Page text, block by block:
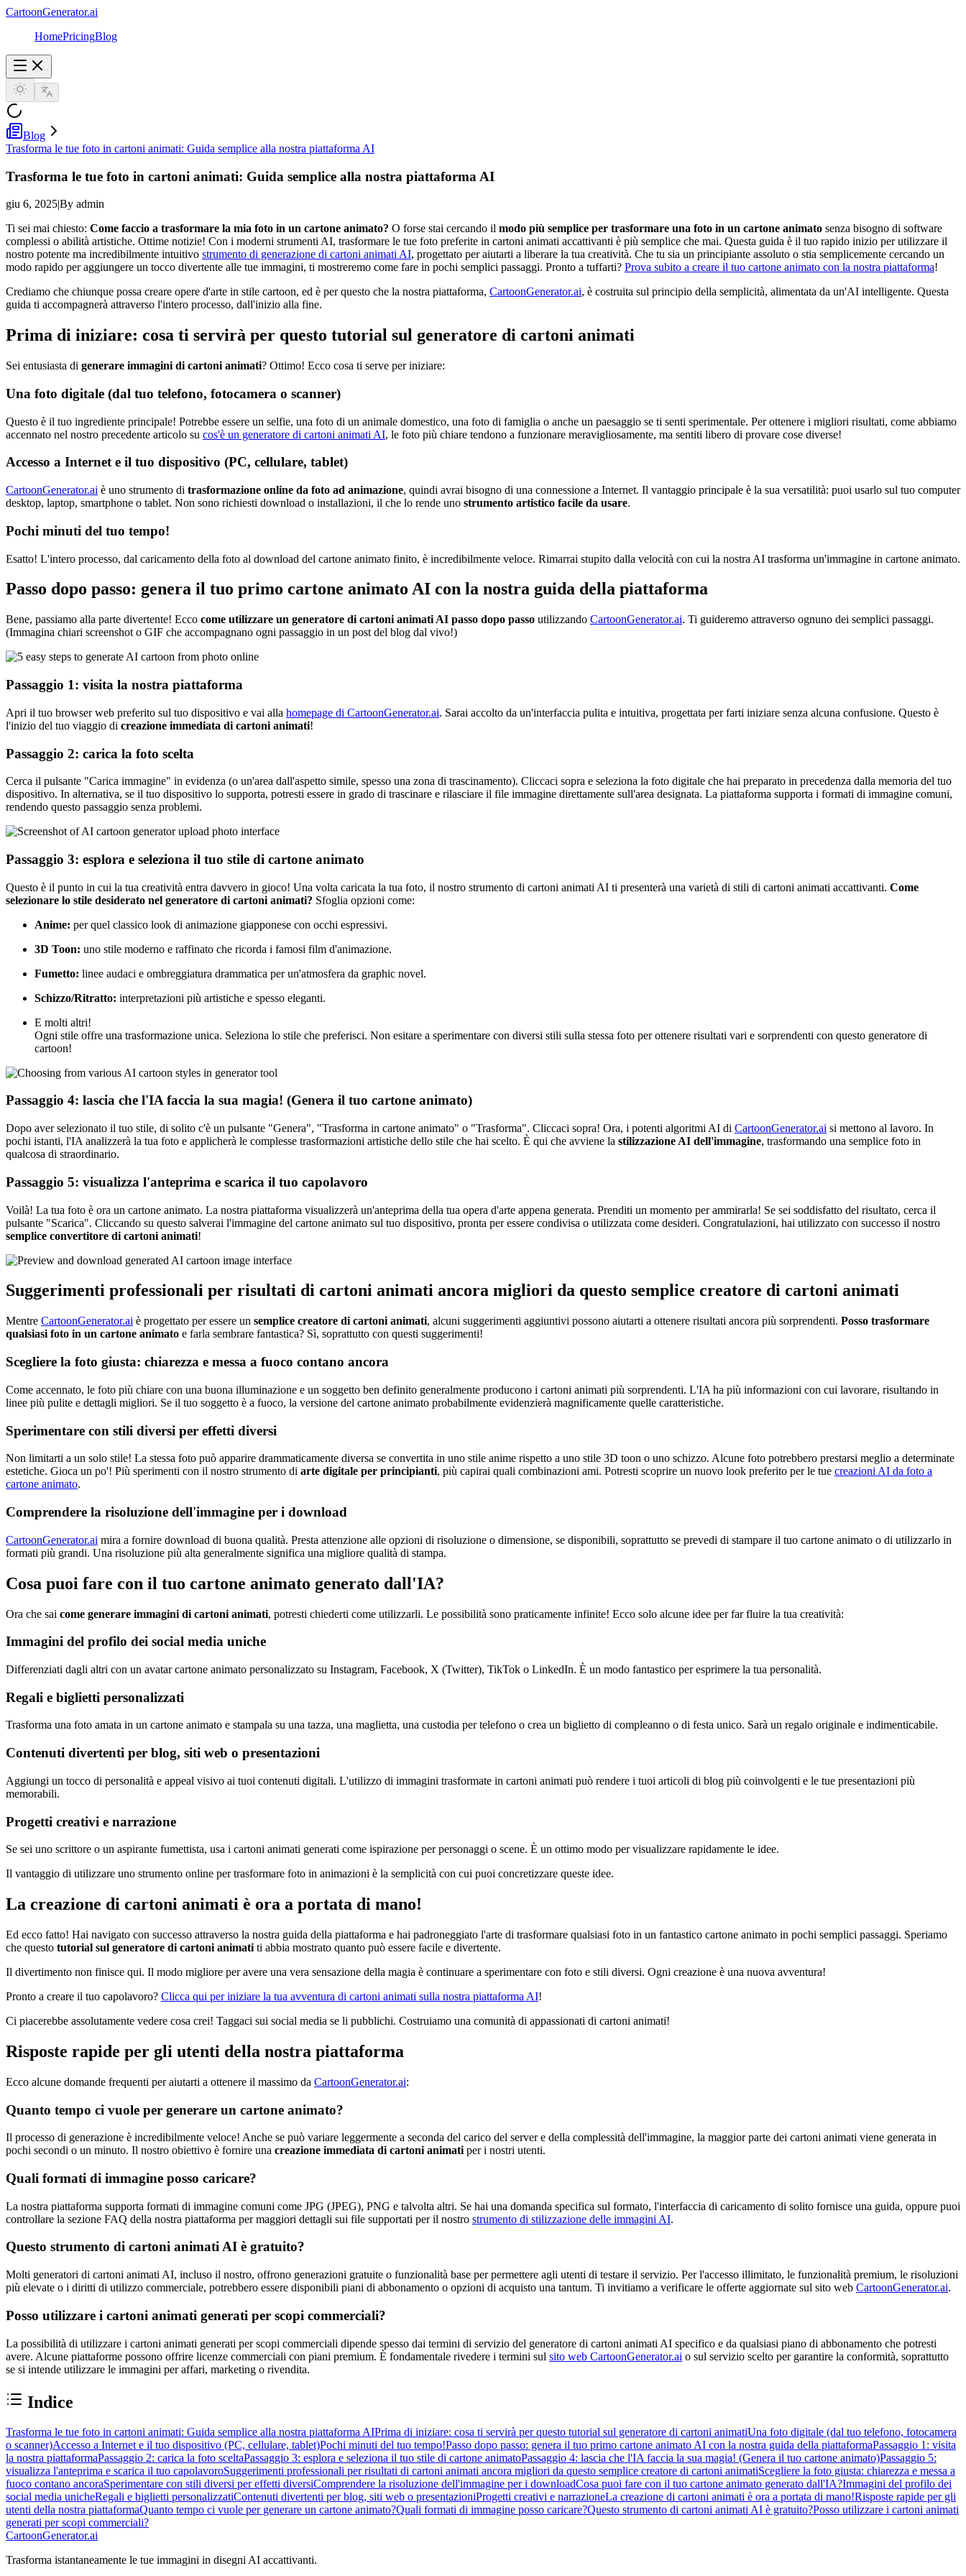
CartoonGenerator.ai
HomePricingBlog
Blog
Trasforma le tue foto in cartoni animati: Guida semplice alla nostra piattaforma AI
Trasforma le tue foto in cartoni animati: Guida semplice alla nostra piattaforma AI
giu 6, 2025|By admin
Ti sei mai chiesto: Come faccio a trasformare la mia foto in un cartone animato? O forse stai cercando il modo più semplice per trasformare una foto in un cartone animato senza bisogno di software
complessi o abilità artistiche. Ottime notizie! Con i moderni strumenti AI, trasformare le tue foto preferite in cartoni animati accattivanti è più semplice che mai. Questa guida è il tuo rapido inizio per utilizzare il
nostro potente ma incredibilmente intuitivo strumento di generazione di cartoni animati AI, progettato per aiutarti a liberare la tua creatività. Che tu sia un principiante assoluto o stia semplicemente cercando un
modo rapido per aggiungere un tocco divertente alle tue immagini, ti mostreremo come fare in pochi semplici passaggi. Pronto a tuffarti? Prova subito a creare il tuo cartone animato con la nostra piattaforma!
Crediamo che chiunque possa creare opere d'arte in stile cartoon, ed è per questo che la nostra piattaforma, CartoonGenerator.ai, è costruita sul principio della semplicità, alimentata da un'AI intelligente. Questa
guida ti accompagnerà attraverso l'intero processo, dall'inizio alla fine.
Prima di iniziare: cosa ti servirà per questo tutorial sul generatore di cartoni animati
Sei entusiasta di generare immagini di cartoni animati? Ottimo! Ecco cosa ti serve per iniziare:
Una foto digitale (dal tuo telefono, fotocamera o scanner)
Questo è il tuo ingrediente principale! Potrebbe essere un selfie, una foto di un animale domestico, una foto di famiglia o anche un paesaggio se ti senti sperimentale. Per ottenere i migliori risultati, come abbiamo
accennato nel nostro precedente articolo su cos'è un generatore di cartoni animati AI, le foto più chiare tendono a funzionare meravigliosamente, ma sentiti libero di provare cose diverse!
Accesso a Internet e il tuo dispositivo (PC, cellulare, tablet)
CartoonGenerator.ai è uno strumento di trasformazione online da foto ad animazione, quindi avrai bisogno di una connessione a Internet. Il vantaggio principale è la sua versatilità: puoi usarlo sul tuo computer
desktop, laptop, smartphone o tablet. Non sono richiesti download o installazioni, il che lo rende uno strumento artistico facile da usare.
Pochi minuti del tuo tempo!
Esatto! L'intero processo, dal caricamento della foto al download del cartone animato finito, è incredibilmente veloce. Rimarrai stupito dalla velocità con cui la nostra AI trasforma un'immagine in cartone animato.
Passo dopo passo: genera il tuo primo cartone animato AI con la nostra guida della piattaforma
Bene, passiamo alla parte divertente! Ecco come utilizzare un generatore di cartoni animati AI passo dopo passo utilizzando CartoonGenerator.ai. Ti guideremo attraverso ognuno dei semplici passaggi.
(Immagina chiari screenshot o GIF che accompagnano ogni passaggio in un post del blog dal vivo!)
Passaggio 1: visita la nostra piattaforma
Apri il tuo browser web preferito sul tuo dispositivo e vai alla homepage di CartoonGenerator.ai. Sarai accolto da un'interfaccia pulita e intuitiva, progettata per farti iniziare senza alcuna confusione. Questo è
l'inizio del tuo viaggio di creazione immediata di cartoni animati!
Passaggio 2: carica la foto scelta
Cerca il pulsante "Carica immagine" in evidenza (o un'area dall'aspetto simile, spesso una zona di trascinamento). Cliccaci sopra e seleziona la foto digitale che hai preparato in precedenza dalla memoria del tuo
dispositivo. In alternativa, se il tuo dispositivo lo supporta, potresti essere in grado di trascinare e rilasciare il file immagine direttamente sull'area designata. La piattaforma supporta i formati di immagine comuni,
rendendo questo passaggio senza problemi.
Passaggio 3: esplora e seleziona il tuo stile di cartone animato
Questo è il punto in cui la tua creatività entra davvero in gioco! Una volta caricata la tua foto, il nostro strumento di cartoni animati AI ti presenterà una varietà di stili di cartoni animati accattivanti. Come
selezionare lo stile desiderato nel generatore di cartoni animati? Sfoglia opzioni come:
Anime: per quel classico look di animazione giapponese con occhi espressivi.
3D Toon: uno stile moderno e raffinato che ricorda i famosi film d'animazione.
Fumetto: linee audaci e ombreggiatura drammatica per un'atmosfera da graphic novel.
Schizzo/Ritratto: interpretazioni più artistiche e spesso eleganti.
E molti altri!
Ogni stile offre una trasformazione unica. Seleziona lo stile che preferisci. Non esitare a sperimentare con diversi stili sulla stessa foto per ottenere risultati vari e sorprendenti con questo generatore di
cartoon!
Passaggio 4: lascia che l'IA faccia la sua magia! (Genera il tuo cartone animato)
Dopo aver selezionato il tuo stile, di solito c'è un pulsante "Genera", "Trasforma in cartone animato" o "Trasforma". Cliccaci sopra! Ora, i potenti algoritmi AI di CartoonGenerator.ai si mettono al lavoro. In
pochi istanti, l'IA analizzerà la tua foto e applicherà le complesse trasformazioni artistiche dello stile che hai scelto. È qui che avviene la stilizzazione AI dell'immagine, trasformando una semplice foto in
qualcosa di straordinario.
Passaggio 5: visualizza l'anteprima e scarica il tuo capolavoro
Voilà! La tua foto è ora un cartone animato. La nostra piattaforma visualizzerà un'anteprima della tua opera d'arte appena generata. Prenditi un momento per ammirarla! Se sei soddisfatto del risultato, cerca il
pulsante "Scarica". Cliccando su questo salverai l'immagine del cartone animato sul tuo dispositivo, pronta per essere condivisa o utilizzata come desideri. Congratulazioni, hai utilizzato con successo il nostro
semplice convertitore di cartoni animati!
Suggerimenti professionali per risultati di cartoni animati ancora migliori da questo semplice creatore di cartoni animati
Mentre CartoonGenerator.ai è progettato per essere un semplice creatore di cartoni animati, alcuni suggerimenti aggiuntivi possono aiutarti a ottenere risultati ancora più sorprendenti. Posso trasformare
qualsiasi foto in un cartone animato e farla sembrare fantastica? Sì, soprattutto con questi suggerimenti!
Scegliere la foto giusta: chiarezza e messa a fuoco contano ancora
Come accennato, le foto più chiare con una buona illuminazione e un soggetto ben definito generalmente producono i cartoni animati più sorprendenti. L'IA ha più informazioni con cui lavorare, risultando in
linee più pulite e dettagli migliori. Se il tuo soggetto è a fuoco, la versione del cartone animato probabilmente evidenzierà magnificamente quelle caratteristiche.
Sperimentare con stili diversi per effetti diversi
Non limitarti a un solo stile! La stessa foto può apparire drammaticamente diversa se convertita in uno stile anime rispetto a uno stile 3D toon o uno schizzo. Alcune foto potrebbero prestarsi meglio a determinate
estetiche. Gioca un po'! Più sperimenti con il nostro strumento di arte digitale per principianti, più capirai quali combinazioni ami. Potresti scoprire un nuovo look preferito per le tue creazioni AI da foto a
cartone animato.
Comprendere la risoluzione dell'immagine per i download
CartoonGenerator.ai mira a fornire download di buona qualità. Presta attenzione alle opzioni di risoluzione o dimensione, se disponibili, soprattutto se prevedi di stampare il tuo cartone animato o di utilizzarlo in
formati più grandi. Una risoluzione più alta generalmente significa una migliore qualità di stampa.
Cosa puoi fare con il tuo cartone animato generato dall'IA?
Ora che sai come generare immagini di cartoni animati, potresti chiederti come utilizzarli. Le possibilità sono praticamente infinite! Ecco solo alcune idee per far fluire la tua creatività:
Immagini del profilo dei social media uniche
Differenziati dagli altri con un avatar cartone animato personalizzato su Instagram, Facebook, X (Twitter), TikTok o LinkedIn. È un modo fantastico per esprimere la tua personalità.
Regali e biglietti personalizzati
Trasforma una foto amata in un cartone animato e stampala su una tazza, una maglietta, una custodia per telefono o crea un biglietto di compleanno o di festa unico. Sarà un regalo originale e indimenticabile.
Contenuti divertenti per blog, siti web o presentazioni
Aggiungi un tocco di personalità e appeal visivo ai tuoi contenuti digitali. L'utilizzo di immagini trasformate in cartoni animati può rendere i tuoi articoli di blog più coinvolgenti e le tue presentazioni più
memorabili.
Progetti creativi e narrazione
Se sei uno scrittore o un aspirante fumettista, usa i cartoni animati generati come ispirazione per personaggi o scene. È un ottimo modo per visualizzare rapidamente le idee.
Il vantaggio di utilizzare uno strumento online per trasformare foto in animazioni è la semplicità con cui puoi concretizzare queste idee.
La creazione di cartoni animati è ora a portata di mano!
Ed ecco fatto! Hai navigato con successo attraverso la nostra guida della piattaforma e hai padroneggiato l'arte di trasformare qualsiasi foto in un fantastico cartone animato in pochi semplici passaggi. Speriamo
che questo tutorial sul generatore di cartoni animati ti abbia mostrato quanto può essere facile e divertente.
Il divertimento non finisce qui. Il modo migliore per avere una vera sensazione della magia è continuare a sperimentare con foto e stili diversi. Ogni creazione è una nuova avventura!
Pronto a creare il tuo capolavoro? Clicca qui per iniziare la tua avventura di cartoni animati sulla nostra piattaforma AI!
Ci piacerebbe assolutamente vedere cosa crei! Taggaci sui social media se li pubblichi. Costruiamo una comunità di appassionati di cartoni animati!
Risposte rapide per gli utenti della nostra piattaforma
Ecco alcune domande frequenti per aiutarti a ottenere il massimo da CartoonGenerator.ai:
Quanto tempo ci vuole per generare un cartone animato?
Il processo di generazione è incredibilmente veloce! Anche se può variare leggermente a seconda del carico del server e della complessità dell'immagine, la maggior parte dei cartoni animati viene generata in
pochi secondi o un minuto. Il nostro obiettivo è fornire una creazione immediata di cartoni animati per i nostri utenti.
Quali formati di immagine posso caricare?
La nostra piattaforma supporta formati di immagine comuni come JPG (JPEG), PNG e talvolta altri. Se hai una domanda specifica sul formato, l'interfaccia di caricamento di solito fornisce una guida, oppure puoi
controllare la sezione FAQ della nostra piattaforma per maggiori dettagli sui file supportati per il nostro strumento di stilizzazione delle immagini AI.
Questo strumento di cartoni animati AI è gratuito?
Molti generatori di cartoni animati AI, incluso il nostro, offrono generazioni gratuite o funzionalità base per permettere agli utenti di testare il servizio. Per l'accesso illimitato, le funzionalità premium, le risoluzioni
più elevate o i diritti di utilizzo commerciale, potrebbero essere disponibili piani di abbonamento o opzioni di acquisto una tantum. Ti invitiamo a verificare le offerte aggiornate sul sito web CartoonGenerator.ai.
Posso utilizzare i cartoni animati generati per scopi commerciali?
La possibilità di utilizzare i cartoni animati generati per scopi commerciali dipende spesso dai termini di servizio del generatore di cartoni animati AI specifico e da qualsiasi piano di abbonamento che potresti
avere. Alcune piattaforme possono offrire licenze commerciali con piani premium. È fondamentale rivedere i termini sul sito web CartoonGenerator.ai o sul servizio scelto per garantire la conformità, soprattutto
se si intende utilizzare le immagini per affari, marketing o rivendita.
Indice
Trasforma le tue foto in cartoni animati: Guida semplice alla nostra piattaforma AIPrima di iniziare: cosa ti servirà per questo tutorial sul generatore di cartoni animatiUna foto digitale (dal tuo telefono, fotocamera
o scanner)Accesso a Internet e il tuo dispositivo (PC, cellulare, tablet)Pochi minuti del tuo tempo!Passo dopo passo: genera il tuo primo cartone animato AI con la nostra guida della piattaformaPassaggio 1: visita
la nostra piattaformaPassaggio 2: carica la foto sceltaPassaggio 3: esplora e seleziona il tuo stile di cartone animatoPassaggio 4: lascia che l'IA faccia la sua magia! (Genera il tuo cartone animato)Passaggio 5:
visualizza l'anteprima e scarica il tuo capolavoroSuggerimenti professionali per risultati di cartoni animati ancora migliori da questo semplice creatore di cartoni animatiScegliere la foto giusta: chiarezza e messa a
fuoco contano ancoraSperimentare con stili diversi per effetti diversiComprendere la risoluzione dell'immagine per i downloadCosa puoi fare con il tuo cartone animato generato dall'IA?Immagini del profilo dei
social media unicheRegali e biglietti personalizzatiContenuti divertenti per blog, siti web o presentazioniProgetti creativi e narrazioneLa creazione di cartoni animati è ora a portata di mano!Risposte rapide per gli
utenti della nostra piattaformaQuanto tempo ci vuole per generare un cartone animato?Quali formati di immagine posso caricare?Questo strumento di cartoni animati AI è gratuito?Posso utilizzare i cartoni animati
generati per scopi commerciali?
CartoonGenerator.ai
Trasforma istantaneamente le tue immagini in disegni AI accattivanti.